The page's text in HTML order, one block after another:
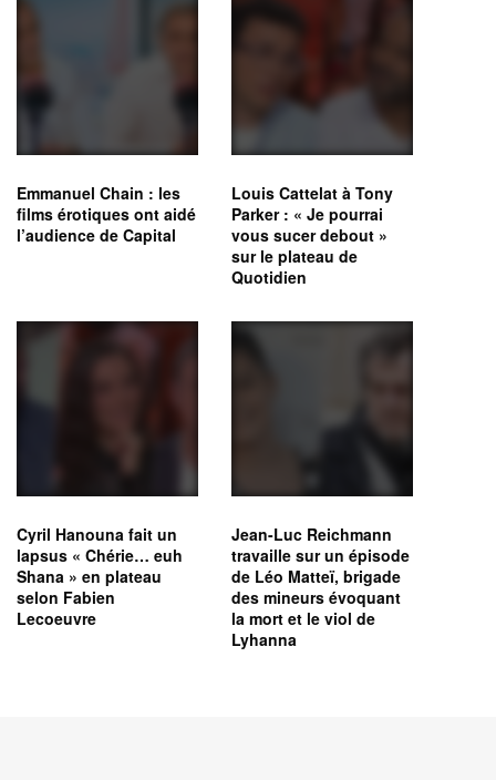
Emmanuel Chain : les
films érotiques ont aidé
l’audience de Capital
Louis Cattelat à Tony
Parker : « Je pourrai
vous sucer debout »
sur le plateau de
Quotidien
Cyril Hanouna fait un
lapsus « Chérie… euh
Shana » en plateau
selon Fabien
Lecoeuvre
Jean-Luc Reichmann
travaille sur un épisode
de Léo Matteï, brigade
des mineurs évoquant
la mort et le viol de
Lyhanna